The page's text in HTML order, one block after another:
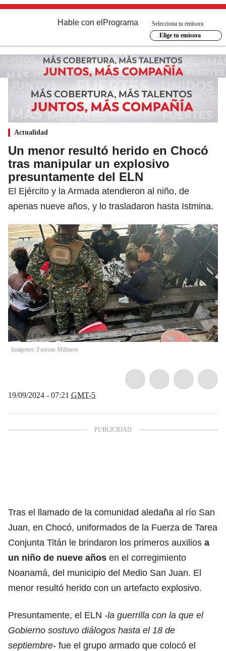
Hable con el Programa
Selecciona tu emisora
Elige tu emisora
Actualidad
Un menor resultó herido en Chocó
tras manipular un explosivo
presuntamente del ELN
El Ejército y la Armada atendieron al niño, de
apenas nueve años, y lo trasladaron hasta Istmina.
Imágenes: Fuerzas Militares
19/09/2024 - 07:21 GMT-5
Tras el llamado de la comunidad aledaña al río San
Juan, en Chocó, uniformados de la Fuerza de Tarea
Conjunta Titán le brindaron los primeros auxilios a
un niño de nueve años en el corregimiento
Noanamá, del municipio del Medio San Juan. El
menor resultó herido con un artefacto explosivo.
Presuntamente, el ELN -la guerrilla con la que el
Gobierno sostuvo diálogos hasta el 18 de
septiembre- fue el grupo armado que colocó el